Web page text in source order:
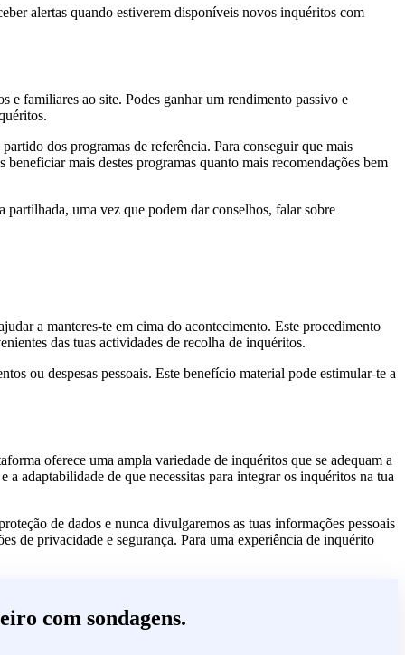
alertas quando estiverem disponíveis novos inquéritos com
e familiares ao site. Podes ganhar um rendimento passivo e
dos programas de referência. Para conseguir que mais
mais destes programas quanto mais recomendações bem
uma vez que podem dar conselhos, falar sobre
a manteres-te em cima do acontecimento. Este procedimento
das tuas actividades de recolha de inquéritos.
ou despesas pessoais. Este benefício material pode estimular-te a
oferece uma ampla variedade de inquéritos que se adequam a
adaptabilidade de que necessitas para integrar os inquéritos na tua
de dados e nunca divulgaremos as tuas informações pessoais
de privacidade e segurança. Para uma experiência de inquérito
com sondagens.